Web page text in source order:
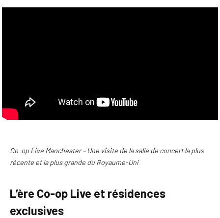
Co-op Live Manchester – Une visite de la salle de concert la plus
récente et la plus grande du Royaume-Uni
L’ère Co-op Live et résidences
exclusives